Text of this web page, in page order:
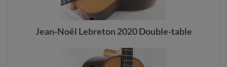
Jean-Noël Lebreton 2020 Double-table